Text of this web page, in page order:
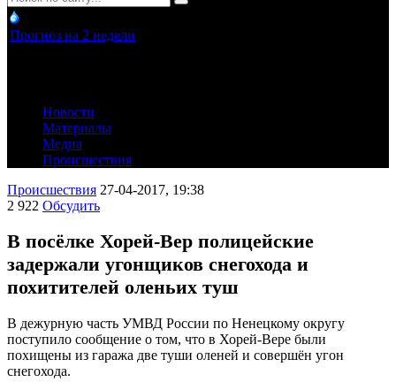
Прогноз на 2 недели
Новости
Материалы
Медиа
Происшествия
Происшествия 27-04-2017, 19:38
2 922 Обсудить
В посёлке Хорей-Вер полицейские
задержали угонщиков снегохода и
похитителей оленьих туш
В дежурную часть УМВД России по Ненецкому округу
поступило сообщение о том, что в Хорей-Вере были
похищены из гаража две туши оленей и совершён угон
снегохода.